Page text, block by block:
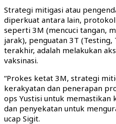
Strategi mitigasi atau
diperkuat antara lain,
seperti 3M (mencuci tangan,
jarak), penguatan 3T
terakhir, adalah melakukan
vaksinasi.
“Prokes ketat 3M, strategi
kerakyatan dan penerapan
ops Yustisi untuk
dan penyekatan untuk
ucap Sigit.